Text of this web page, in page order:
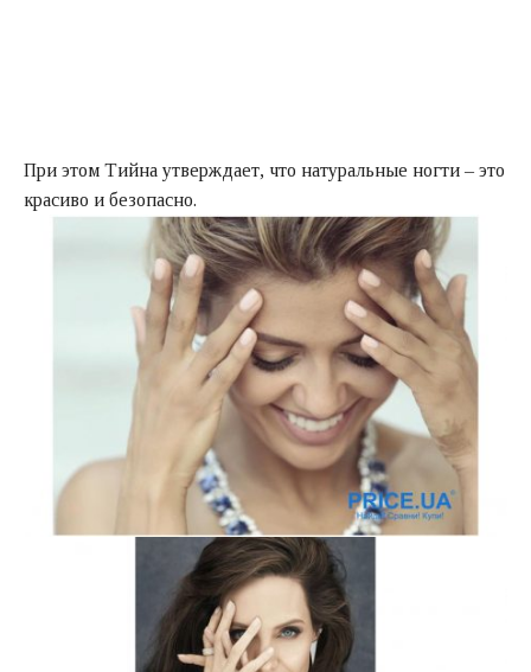
При этом Тийна утверждает, что натуральные ногти – это
красиво и безопасно.